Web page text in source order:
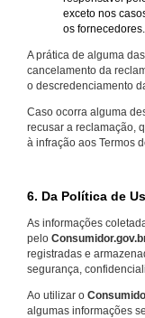
exceto nos
os fornecedores.
A prática de alguma
cancelamento da
o descredenciamento
Caso ocorra alguma
recusar a reclamação,
à infração aos Termos
6. Da Política de
As informações
pelo
registradas e
segurança,
Ao utilizar o
algumas informações